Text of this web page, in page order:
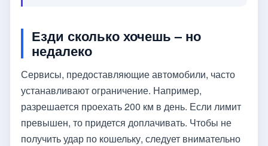
Езди сколько хочешь – но
недалеко
Сервисы, предоставляющие автомобили, часто
устанавливают ограничение. Например,
разрешается проехать 200 км в день. Если лимит
превышен, то придется доплачивать. Чтобы не
получить удар по кошельку, следует внимательно